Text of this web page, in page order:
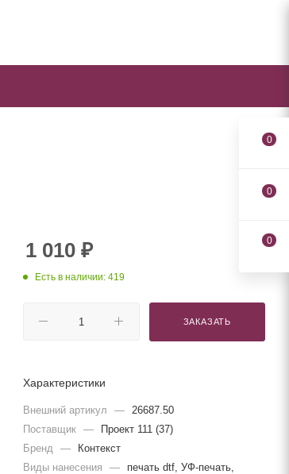
1 010 ₽
Есть в наличии: 419
ЗАКАЗАТЬ
Характеристики
Внешний артикул —
26687.50
Поставщик —
Проект 111 (37)
Бренд
—
Контекст
Виды нанесения
—
печать dtf, УФ-печать,
0
0
0